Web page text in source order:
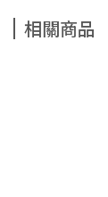
相關商品